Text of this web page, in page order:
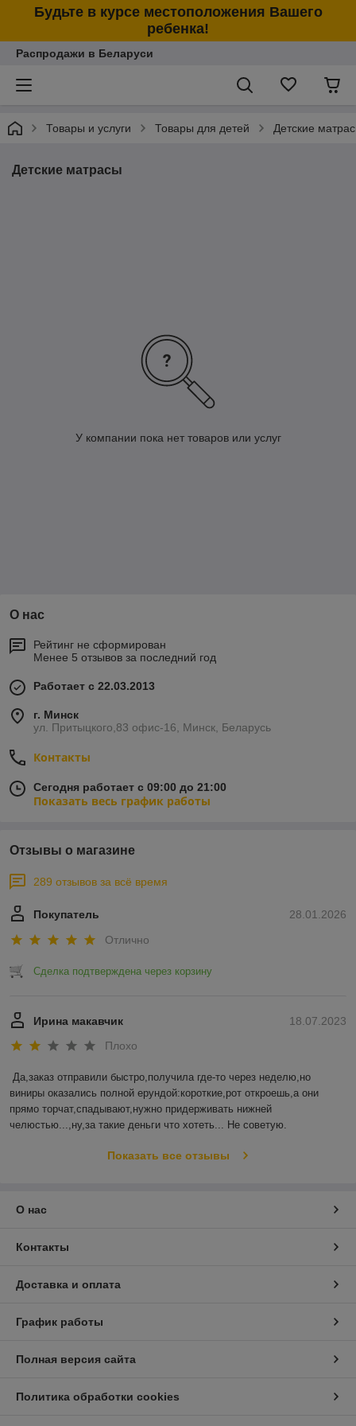
Будьте в курсе местоположения Вашего
ребенка!
Распродажи в Беларуси
Товары и услуги Товары для детей Детские
Детские матрасы
У компании пока нет товаров или услуг
О нас
Рейтинг не сформирован
Менее 5 отзывов за последний год
Работает с 22.03.2013
г. Минск
ул. Притыцкого,83 офис-16, Минск, Беларусь
Контакты
Сегодня работает с 09:00 до 21:00
Показать весь график работы
Отзывы о магазине
289 отзывов за всё время
28.01.2026
Покупатель
Отлично
Сделка подтверждена через корзину
18.07.2023
Ирина макавчик
Плохо
Да,заказ отправили быстро,получила где-то через неделю,но
виниры оказались полной ерундой:короткие,рот откроешь,а они
прямо торчат,спадывают,нужно придерживать нижней
челюстью...,ну,за такие деньги что хотеть... Не советую.
Показать все отзывы
О нас
Контакты
Доставка и оплата
График работы
Полная версия сайта
Политика обработки cookies